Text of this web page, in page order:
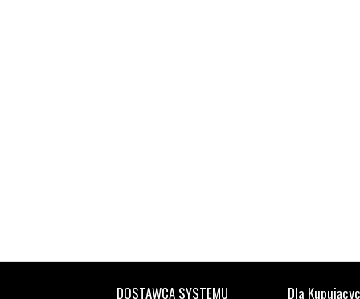
DOSTAWCA SYSTEMU Dla